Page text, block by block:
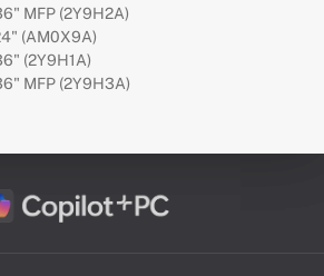
MFP (2Y9H2A)
(AM0X9A)
(2Y9H1A)
MFP (2Y9H3A)